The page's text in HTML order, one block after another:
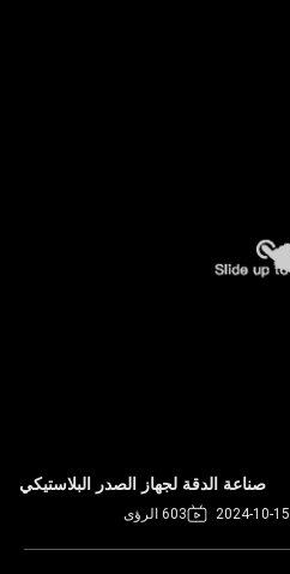
صناعة الدقة لجهاز الصدر البلاستيكي
2024-10-15 603 الرؤى